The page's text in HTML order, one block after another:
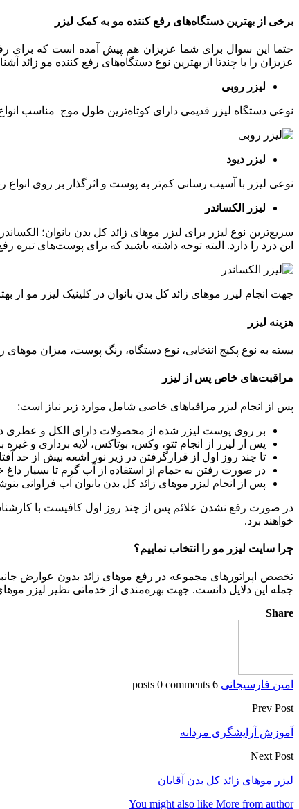
برخی از بهترین دستگاه‌های رفع کننده مو به کمک لیزر
حتما این سوال برای شما عزیزان هم پیش آمده است که برای
عزیزان را با چندتا از بهترین نوع دستگاه‌های رفع کننده مو زائد
لیزر روبی
نوعی دستگاه لیزر قدیمی دارای کوتاه‌ترین طول موج مناسب
لیزر دیود
نوعی لیزر با آسیب رسانی کم‌‌تر به پوست و اثر‌گذار بر روی
لیزر الکساندر
سریع‌ترین نوع لیزر برای لیزر موهای زائد کل بدن بانوان؛
این درد را دارد. البته توجه داشته باشید که برای پوست‌های
جهت انجام لیزر موهای زائد کل بدن بانوان در کلینیک لیزر مو
هزینه لیزر
بسته به نوع پکیج انتخابی، نوع دستگاه، رنگ پوست، میزان موهای
مراقبت‌های خاص پس از لیزر
پس از انجام لیزر مراقبا‌های خاصی شامل موارد زیر نیاز است:
بر روی پوست لیزر شده از محصولات دارای الکل و عطری در
پس از لیزر از انجام تتو، وکس، بوتاکس، لایه برداری و غیره
تا چند روز اول از قرارگرفتن در زیر نور اشعه بیش از حد
در صورت رفتن به حمام از استفاده از آب گرم تا بسیار داغ
پس از انجام لیزر موهای زائد کل بدن بانوان آب فراوانی
در صورت رفع نشدن علائم پس از چند روز اول کافیست با
خواهند برد.
چرا سایت لیزر مو را انتخاب نماییم؟
تخصص اپراتورهای مجموعه در رفع موهای زائد بدون عوارض
جمله این دلایل دانست. جهت بهره‌مندی از خدماتی نظیر لیزر
Share
امین فارسیجانی 6 posts
0 comments
Prev Post
آموزش آرایشگری مردانه
Next Post
لیزر موهای زائد کل بدن آقایان
You might also like More from author